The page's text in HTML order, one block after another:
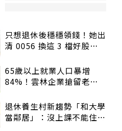
只想退休後穩穩領錢！她出
清 0056 換這 3 檔好股：
65歲以上就業人口暴增
84%！雲林企業搶留老員
退休養生村新趨勢「和大學
當鄰居」：沒上課不能住、